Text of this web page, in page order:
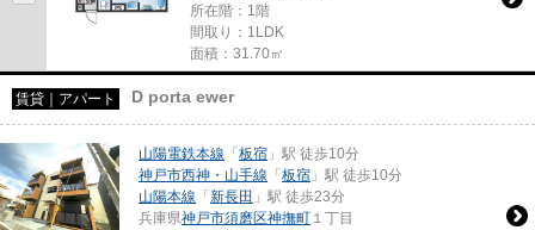
所在階：1階
間取り：1LDK
面積：31.70㎡
賃貸｜アパート D porta ewer
山陽電鉄本線 「 板宿 」駅 徒歩10分
神戸市西神・山手線 「 板宿 」駅 徒歩10分
山陽本線 「 新長田 」駅 徒歩23分
兵庫県神戸市須磨区神撫町 １丁目